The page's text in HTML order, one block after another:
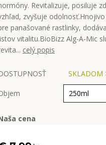
Revitalizuje, posiluje
zvyšuje
panašované rastlinky,
vitalitu.BioBizz Alg-A-Mic
celý popis
SKLADOM
cena